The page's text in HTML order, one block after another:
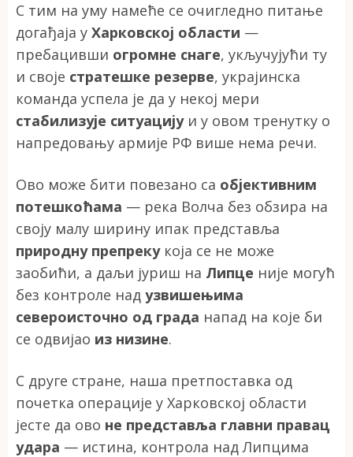
С тим на уму намеће се очигледно питање
догађаја у Харковској области —
пребацивши огромне снаге, укључујући ту
и своје стратешке резерве, украјинска
команда успела је да у некој мери
стабилизује ситуацијуи у овом тренутку о
напредовању армије РФ више нема речи.
Ово може бити повезано са објективним
потешкоћама — река Волча без обзира на
своју малу ширину ипак представља
природну препрекукоја се не може
заобићи, а даљи јуриш на Липце није могућ
без контроле над узвишењима
североисточно од града напад на које би
се одвијао из низине.
С друге стране, наша претпоставка од
почетка операције у Харковској области
јесте да ово не представља главни правац
удара — истина, контрола над Липцима